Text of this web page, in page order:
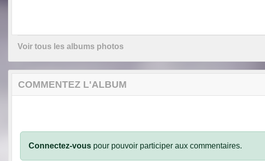
Voir tous les albums photos
COMMENTEZ L'ALBUM
Connectez-vous pour pouvoir participer aux commentaires.